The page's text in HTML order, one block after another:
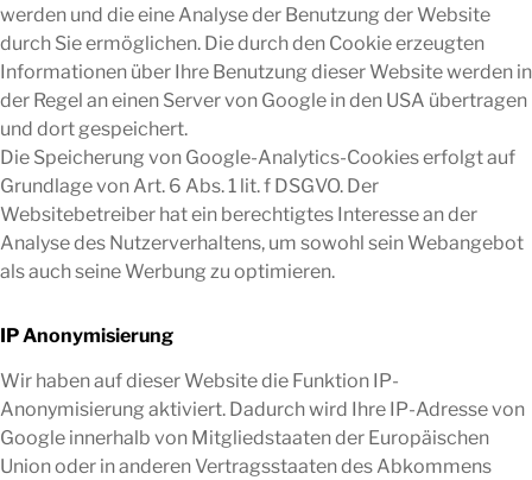
werden und die eine Analyse der Benutzung der Website
durch Sie ermöglichen. Die durch den Cookie erzeugten
Informationen über Ihre Benutzung dieser Website werden in
der Regel an einen Server von Google in den USA übertragen
und dort gespeichert.
Die Speicherung von Google-Analytics-Cookies erfolgt auf
Grundlage von Art. 6 Abs. 1 lit. f DSGVO. Der
Websitebetreiber hat ein berechtigtes Interesse an der
Analyse des Nutzerverhaltens, um sowohl sein Webangebot
als auch seine Werbung zu optimieren.
IP Anonymisierung
Wir haben auf dieser Website die Funktion IP-
Anonymisierung aktiviert. Dadurch wird Ihre IP-Adresse von
Google innerhalb von Mitgliedstaaten der Europäischen
Union oder in anderen Vertragsstaaten des Abkommens